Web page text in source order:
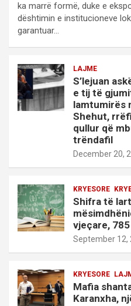
ka marrë formë, duke e
dështimin e institucioneve
garantuar…
LAJME
S’lejuan
e tij të
lamtumirës
Shehut,
qullur që
trëndafil
December 20,
KRYESORE
Shifra të
vjeçare,
September 12,
KRYESORE
Mafia
Karanxha,